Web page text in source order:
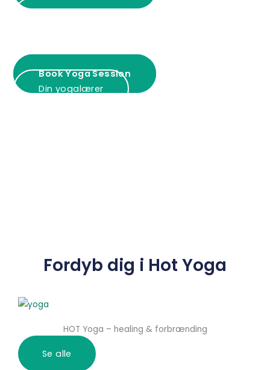
Psykoterapi hos Jane Faarup
Book Yoga Session
Din yogalærer
Fordyb dig i Hot Yoga
HOT Yoga – healing & forbrænding
Se alle